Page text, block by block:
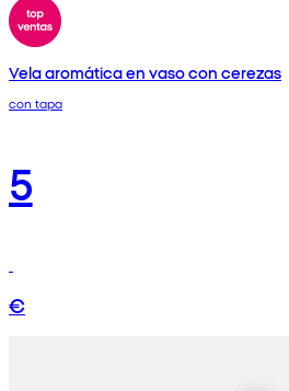
Vela aromática en vaso con cerezas
con tapa
5
€